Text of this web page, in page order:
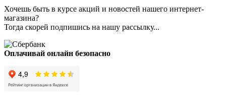
Хочешь быть в курсе акций и новостей нашего интернет-
магазина?
Тогда скорей подпишись на нашу рассылку...
Оплачивай онлайн безопасно